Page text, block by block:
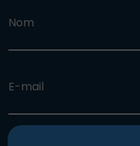
Nom
E-mail